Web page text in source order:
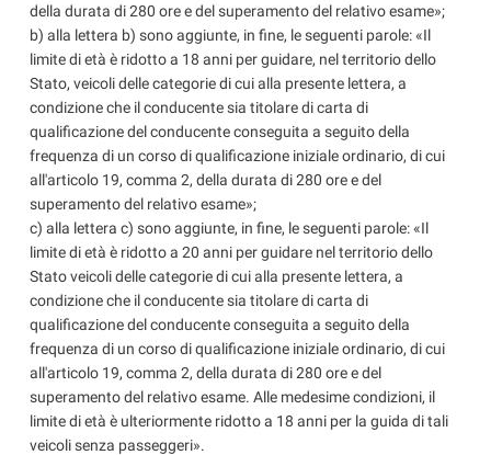
della durata di 280 ore e del superamento del relativo esame»;
b) alla lettera b) sono aggiunte, in fine, le seguenti parole: «Il
limite di età è ridotto a 18 anni per guidare, nel territorio dello
Stato, veicoli delle categorie di cui alla presente lettera, a
condizione che il conducente sia titolare di carta di
qualificazione del conducente conseguita a seguito della
frequenza di un corso di qualificazione iniziale ordinario, di cui
all'articolo 19, comma 2, della durata di 280 ore e del
superamento del relativo esame»;
c) alla lettera c) sono aggiunte, in fine, le seguenti parole: «Il
limite di età è ridotto a 20 anni per guidare nel territorio dello
Stato veicoli delle categorie di cui alla presente lettera, a
condizione che il conducente sia titolare di carta di
qualificazione del conducente conseguita a seguito della
frequenza di un corso di qualificazione iniziale ordinario, di cui
all'articolo 19, comma 2, della durata di 280 ore e del
superamento del relativo esame. Alle medesime condizioni, il
limite di età è ulteriormente ridotto a 18 anni per la guida di tali
veicoli senza passeggeri».